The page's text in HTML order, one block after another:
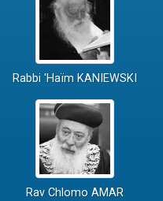
Rabbi 'Haïm KANIEWSKI
Rav Chlomo AMAR